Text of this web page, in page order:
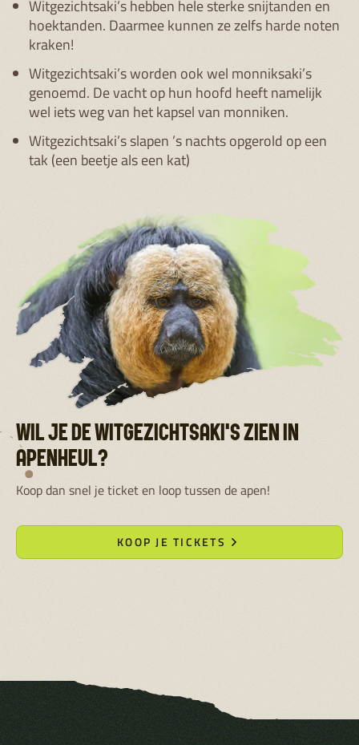
Witgezichtsaki’s hebben hele sterke snijtanden en
hoektanden. Daarmee kunnen ze zelfs harde noten
kraken!
Witgezichtsaki’s worden ook wel monniksaki’s
genoemd. De vacht op hun hoofd heeft namelijk
wel iets weg van het kapsel van monniken.
Witgezichtsaki’s slapen ’s nachts opgerold op een
tak (een beetje als een kat)
WIL JE DE WITGEZICHTSAKI'S ZIEN IN
APENHEUL?
Koop dan snel je ticket en loop tussen de apen!
KOOP JE TICKETS